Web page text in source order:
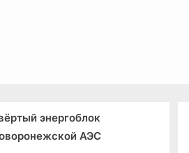
энергоблок
АЭС